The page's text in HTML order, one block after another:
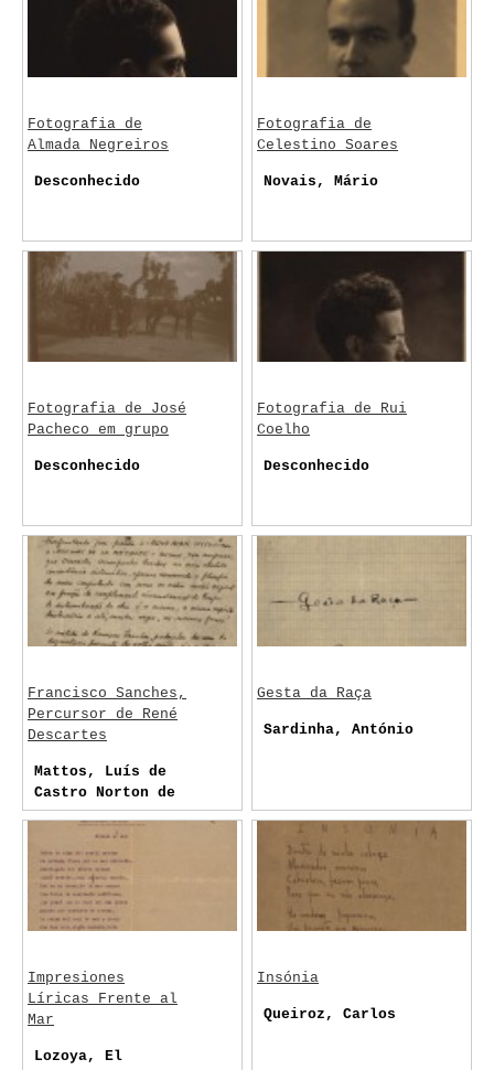
Fotografia de
Almada Negreiros
Desconhecido
Fotografia de
Celestino Soares
Novais, Mário
Fotografia de José
Pacheco em grupo
Desconhecido
Fotografia de Rui
Coelho
Desconhecido
Francisco Sanches,
Percursor de René
Descartes
Mattos, Luís de
Castro Norton de
Gesta da Raça
Sardinha, António
Impresiones
Líricas Frente al
Mar
Lozoya, El
Insónia
Queiroz, Carlos